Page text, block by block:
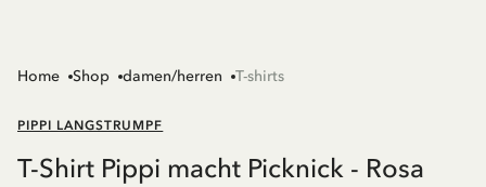
Home Shop damen/herren T-shirts
PIPPI LANGSTRUMPF
T-Shirt Pippi macht Picknick - Rosa